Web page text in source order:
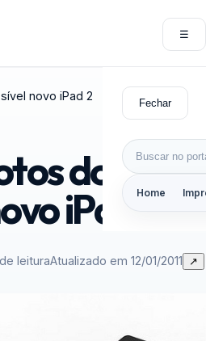
☰
Fechar
Buscar por:
Home
novo iPad 2
do
iPad 2
leituraAtualizado em 12/01/2011 ↗